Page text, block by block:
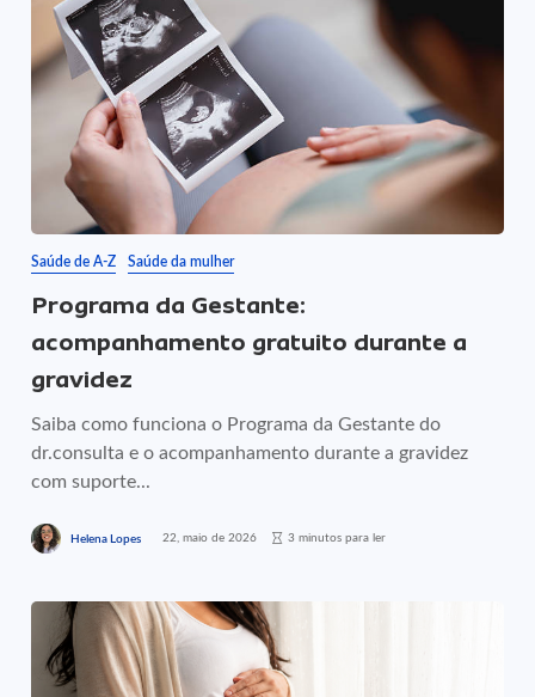
Saúde de A-Z Saúde da mulher
Programa da Gestante:
acompanhamento gratuito durante a
gravidez
Saiba como funciona o Programa da Gestante do
dr.consulta e o acompanhamento durante a gravidez
com suporte...
Helena Lopes 22, maio de 2026 3 minutos para ler